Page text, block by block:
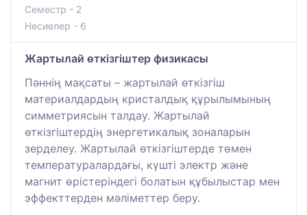
Семестр - 2
Несиелер - 6
Жартылай өткізгіштер физикасы
Пәннің мақсаты – жартылай өткізгіш
материалдардың кристалдық құрылымының
симметриясын талдау. Жартылай
өткізгіштердің энергетикалық зоналарын
зерделеу. Жартылай өткізгіштерде төмен
температуралардағы, күшті электр және
магнит өрістеріндегі болатын құбылыстар мен
эффекттерден мәліметтер беру.